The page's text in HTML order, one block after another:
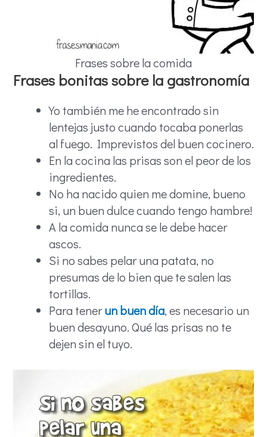
Frases sobre la comida
Frases bonitas sobre la gastronomía
Yo también me he encontrado sin
lentejas justo cuando tocaba ponerlas
al fuego. Imprevistos del buen cocinero.
En la cocina las prisas son el peor de los
ingredientes.
No ha nacido quien me domine, bueno
si, un buen dulce cuando tengo hambre!
A la comida nunca se le debe hacer
ascos.
Si no sabes pelar una patata, no
presumas de lo bien que te salen las
tortillas.
Para tenerun buen día, es necesario un
buen desayuno. Qué las prisas no te
dejen sin el tuyo.